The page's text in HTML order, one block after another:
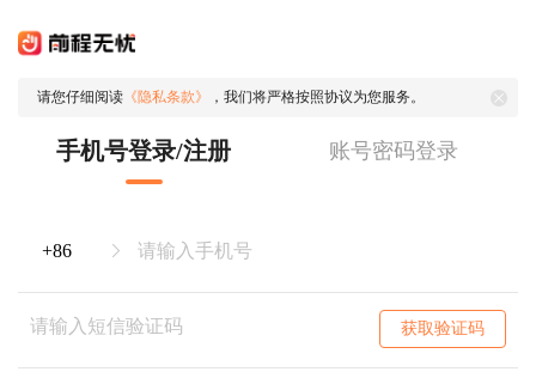
请您仔细阅读 《隐私条款》 ，我们将严格按照协议为您服务。
手机号登录/注册 账号密码登录
获取验证码